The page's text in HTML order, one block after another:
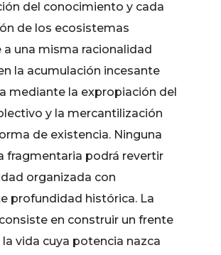
del conocimiento y cada
de los ecosistemas
a una misma racionalidad
la acumulación incesante
mediante la expropiación del
y la mercantilización
de existencia. Ninguna
fragmentaria podrá revertir
organizada con
profundidad histórica. La
en construir un frente
vida cuya potencia nazca